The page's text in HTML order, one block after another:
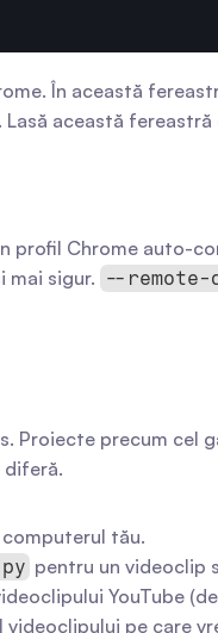
În această
această
profil Chrome auto-
mai sigur. --remote-
Proiecte precum
diferă.
tău.
pentru un videoclip
YouTube
videoclipului pe care